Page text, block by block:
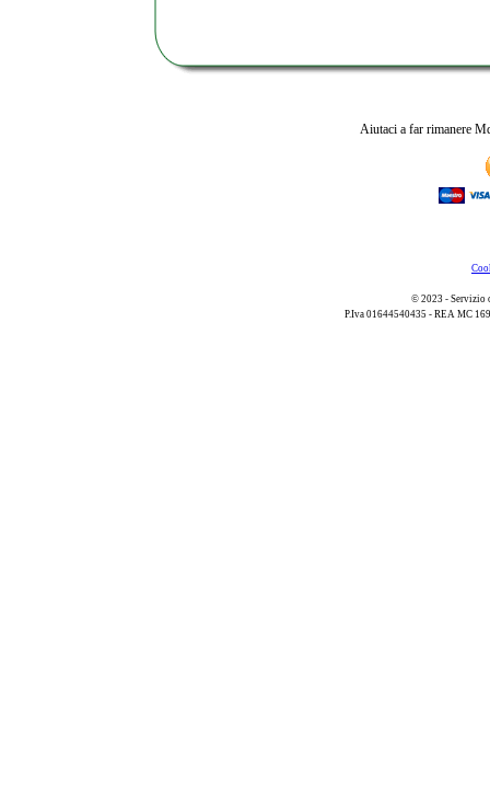
Aiutaci a far rimanere
© 2023 - Servizio
P.Iva 01644540435 - REA MC